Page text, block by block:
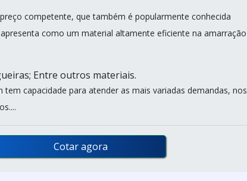
competente, que também é popularmente conhecida
como um material altamente eficiente na amarração
Entre outros materiais.
tem capacidade para atender as mais variadas demandas, nos
Cotar agora